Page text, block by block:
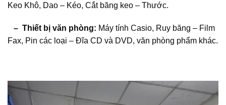
Keo Khô, Dao – Kéo, Cắt băng keo – Thước.
– Thiết bị văn phòng: Máy tính Casio, Ruy băng – Film
Fax, Pin các loại – Đĩa CD và DVD, văn phòng phẩm khác.